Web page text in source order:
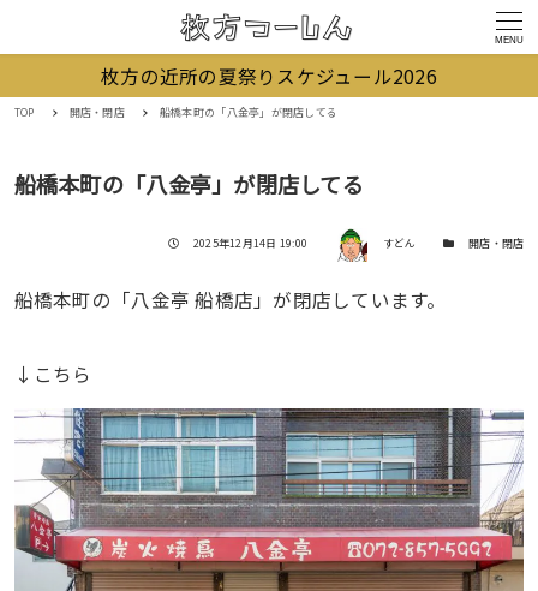
MENU
枚方の近所の夏祭りスケジュール2026
TOP 開店・閉店 船橋本町の「八金亭」が閉店してる
船橋本町の「八金亭」が閉店してる
投稿日
2025年12月14日 19:00 著者 すどん カテゴリー開店・閉店
船橋本町の「八金亭 船橋店」が閉店しています。
↓こちら